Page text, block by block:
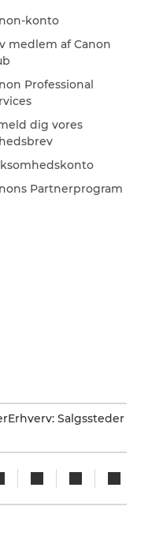
konto
medlem af Canon
Professional
dig vores
Partnerprogram
Erhverv: Salgssteder